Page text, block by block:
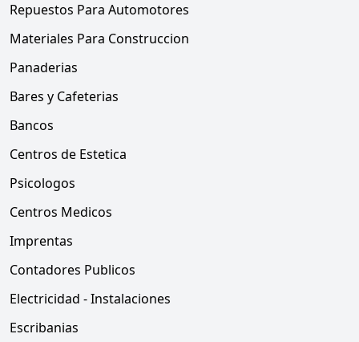
Repuestos Para Automotores
Materiales Para Construccion
Panaderias
Bares y Cafeterias
Bancos
Centros de Estetica
Psicologos
Centros Medicos
Imprentas
Contadores Publicos
Electricidad - Instalaciones
Escribanias